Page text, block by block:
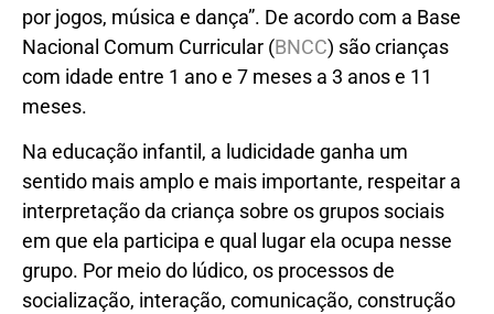
por jogos, música e dança”. De acordo com a Base
Nacional Comum Curricular (BNCC) são crianças
com idade entre 1 ano e 7 meses a 3 anos e 11
meses.
Na educação infantil, a ludicidade ganha um
sentido mais amplo e mais importante, respeitar a
interpretação da criança sobre os grupos sociais
em que ela participa e qual lugar ela ocupa nesse
grupo. Por meio do lúdico, os processos de
socialização, interação, comunicação, construção